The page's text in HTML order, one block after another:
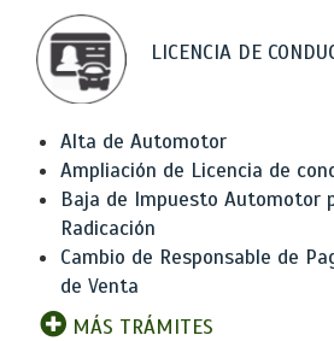
LICENCIA DE
Alta de Automotor
Ampliación de Licencia de
Baja de Impuesto Automotor
Radicación
Cambio de Responsable de
de Venta
MÁS TRÁMITES